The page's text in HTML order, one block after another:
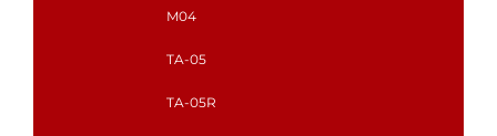
M04
TA-05
TA-05R